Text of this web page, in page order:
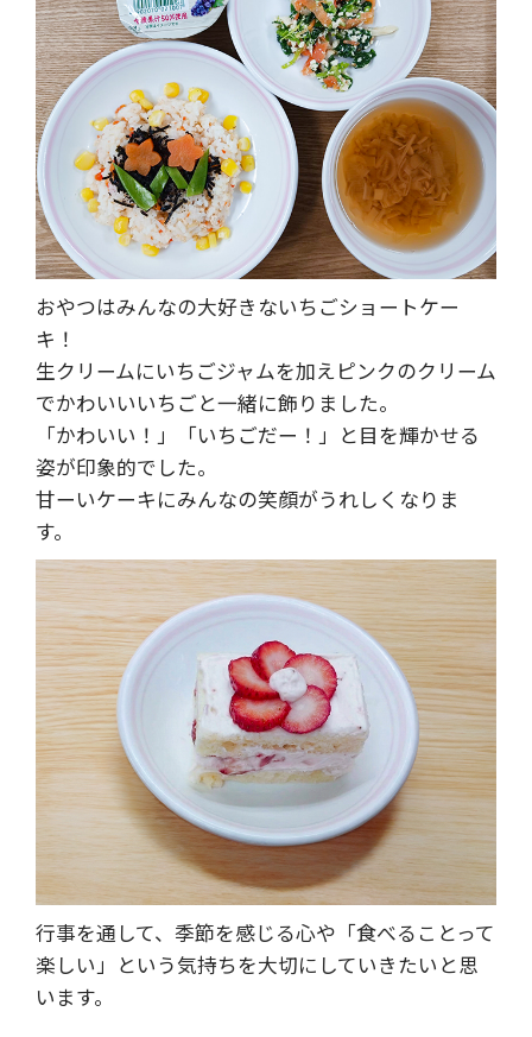
おやつはみんなの大好きないちごショートケー
キ！
生クリームにいちごジャムを加えピンクのクリーム
でかわいいいちごと一緒に飾りました。
「かわいい！」「いちごだー！」と目を輝かせる
姿が印象的でした。
甘ーいケーキにみんなの笑顔がうれしくなりま
す。
行事を通して、季節を感じる心や「食べることって
楽しい」という気持ちを大切にしていきたいと思
います。